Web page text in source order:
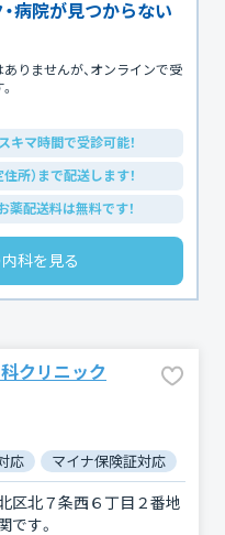
病院が見つからない
りませんが、オンラインで受
キマ時間で受診可能！
所）まで配送します！
薬配送料は無料です！
科を見る
クリニック
応 マイナ保険証対応
区北７条西６丁目２番地
です。